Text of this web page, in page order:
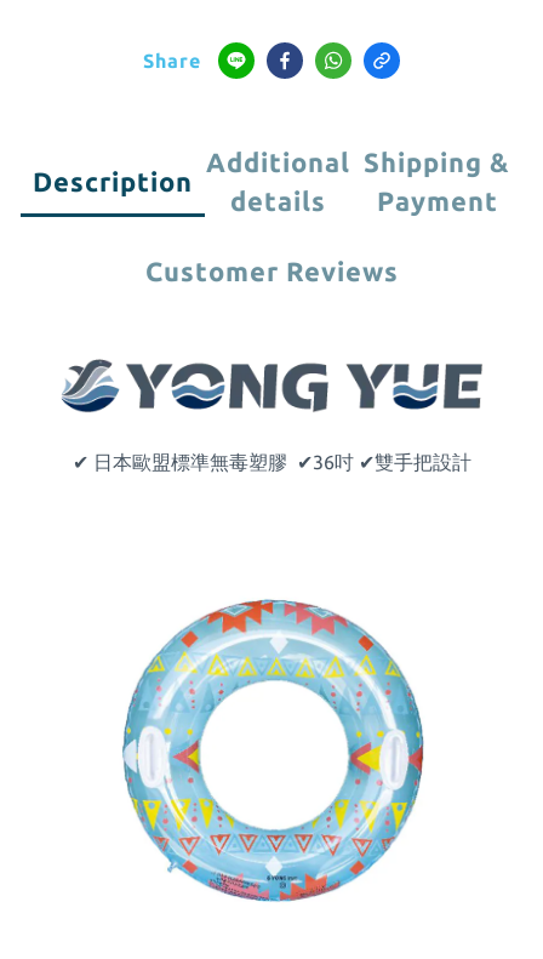
Share
Description
Additional
details
Shipping &
Payment
Customer Reviews
✔ 日本歐盟標準無毒塑膠 ✔36吋 ✔雙手把設計